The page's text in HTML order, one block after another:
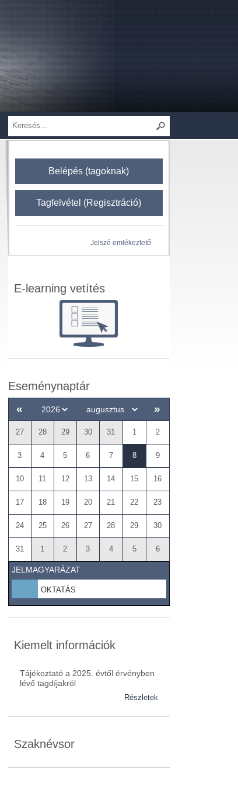
Belépés (tagoknak)
Tagfelvétel (Regisztráció)
Jelszó emlékeztető
E-learning vetítés
Eseménynaptár
« »
27 28 29 30 31 1 2
3 4 5 6 7 8 9
10 11 12 13 14 15 16
17 18 19 20 21 22 23
24 25 26 27 28 29 30
31 1 2 3 4 5 6
JELMAGYARÁZAT
OKTATÁS
Kiemelt információk
Tájékoztató a 2025. évtől érvényben
lévő tagdíjakról
Részletek
Szaknévsor